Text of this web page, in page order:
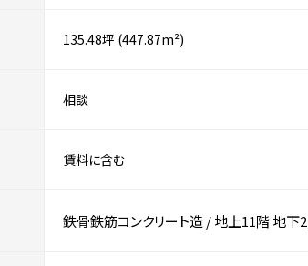
135.48坪 (447.87m²)
相談
賃料に含む
鉄骨鉄筋コンクリート造/地上11階地下